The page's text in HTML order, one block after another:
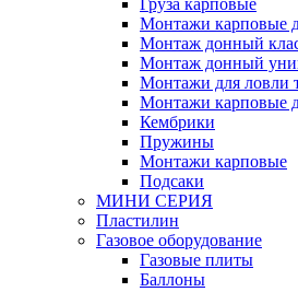
Монтажи карповые
Монтаж донный
Монтаж донный
Монтажи для ловли
Монтажи карповые
Кембрики
Пружины
Монтажи карповые
Подсаки
МИНИ СЕРИЯ
Пластилин
Газовое оборудование
Газовые плиты
Баллоны